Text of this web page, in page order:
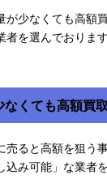
少なくても高額
を選んでおります
くても高額買取
売ると高額を狙う
込み可能」な業者